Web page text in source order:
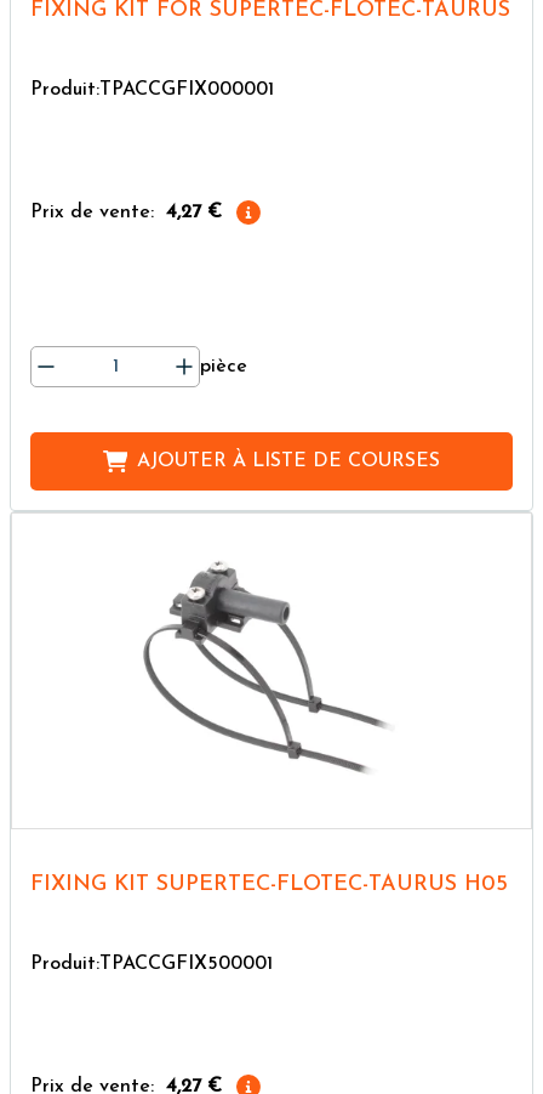
FIXING KIT FOR SUPERTEC-FLOTEC-TAURUS
Produit:TPACCGFIX000001
Prix de vente: 4,27 €
pièce
AJOUTER À LISTE DE COURSES
FIXING KIT SUPERTEC-FLOTEC-TAURUS H05
Produit:TPACCGFIX500001
Prix de vente: 4,27 €